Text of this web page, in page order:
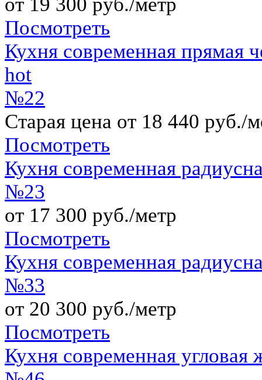
Посмотреть
Кухня современная
hot
№22
Старая цена от 18 440 руб./
Посмотреть
Кухня современная
№23
от 17 300 руб./метр
Посмотреть
Кухня современная
№33
от 20 300 руб./метр
Посмотреть
Кухня современная